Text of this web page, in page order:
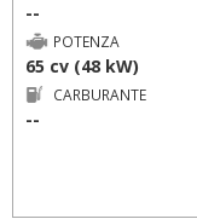
--
POTENZA
65 cv (48 kW)
CARBURANTE
--